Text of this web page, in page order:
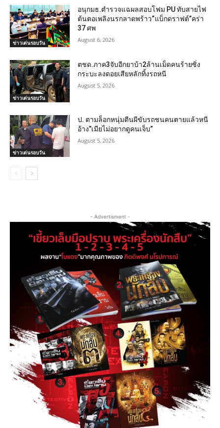
ข่าวเด่นรอบวัน
อนุกมธ.ตำรวจแฉผลสอบโฟม PU ทับสายไฟ
ต้นตอเพลิงนรกลาดพร้าว“แบ็กดราฟต์”คร่า
37 ศพ
August 6, 2026
ข่าวเด่นรอบวัน
ตชด.ภาค3จับอีกยาบ้า2ล้านเม็ดคนร้ายซิ่ง
กระบะลงดอยเสียหลักทิ้งรถหนี
August 5, 2026
ข่าวเด่นรอบวัน
ป. ตามล็อกหนุ่มตีนผีขับรถชนคนตายแล้วหนี
อ้าง”เมียไม่อยากดูคนเจ็บ”
August 5, 2026
- Advertisment -